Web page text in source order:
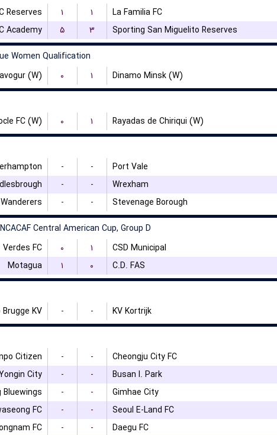
Reserves
۱ ۱ La Familia FC
Academy
۵ ۳ Sporting San Miguelito Reserves
Women Qualification
(W)
۰ ۱ Dinamo Minsk (W)
FC (W)
۰ ۱ Rayadas de Chiriqui (W)
- - Port Vale
- - Wrexham
- - Stevenage Borough
Central American Cup, Group D
Verdes FC
۰ ۱ CSD Municipal
Motagua
۱ ۰ C.D. FAS
Brugge KV
- - KV Kortrijk
Citizen
- - Cheongju City FC
City
- - Busan I. Park
- - Gimhae City
FC
- - Seoul E-Land FC
FC
- - Daegu FC